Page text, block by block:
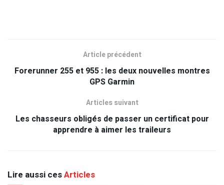
Article précédent
Forerunner 255 et 955 : les deux nouvelles montres
GPS Garmin
Articles suivant
Les chasseurs obligés de passer un certificat pour
apprendre à aimer les traileurs
Lire aussi cesArticles